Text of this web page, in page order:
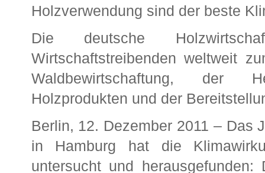
Holzverwendung sind der beste
Die deutsche
Wirtschaftstreibenden weltweit
Waldbewirtschaftung, der
Holzprodukten und der
Berlin, 12. Dezember 2011 – Das
in Hamburg hat die
untersucht und